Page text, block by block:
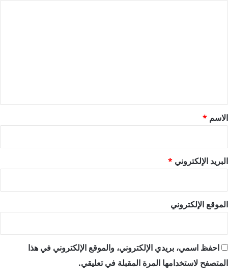
*
الاسم *
البريد الإلكتروني *
الموقع الإلكتروني
احفظ اسمي، بريدي الإلكتروني، والموقع الإلكتروني في هذا
المتصفح لاستخدامها المرة المقبلة في تعليقي.